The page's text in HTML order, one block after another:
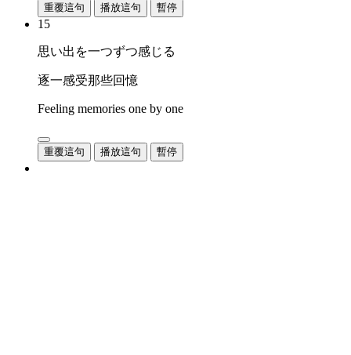
重覆這句 播放這句 暫停
15
思い出を一つずつ感じる
逐一感受那些回憶
Feeling memories one by one
重覆這句 播放這句 暫停